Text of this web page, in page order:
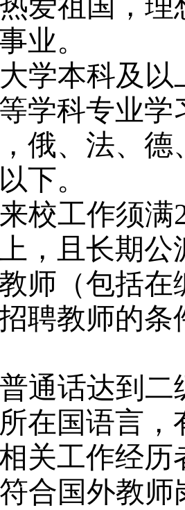
业。
大学本科及
学科专业
俄、法、
下。
来校工作须满
，
且长期
师（包括在
聘教师的
普通话达到
在国语言
关工作经历
符合国外教